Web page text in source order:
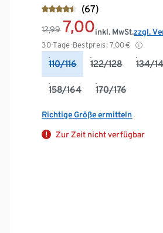
(67)
12,99 7,00
30-Tage-Bestpreis: 7,00€
inkl. MwSt.zzgl.
110/116 122/128 134/
158/164 170/176
Richtige Größe ermitteln
Zur Zeit nicht verfügbar